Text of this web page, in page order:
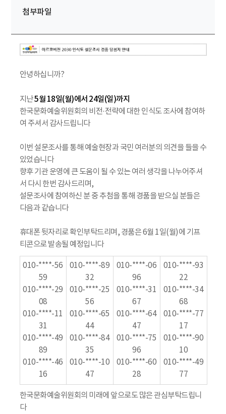
첨부파일
안녕하십니까?
지난5월 18일(월)에서 24일(일)까지
한국문화예술위원회의 비전·전략에 대한 인식도 조사에 참여하
여 주셔서 감사드립니다
이번 설문조사를 통해 예술현장과 국민 여러분의 의견을 들을 수
있었습니다
향후 기관 운영에 큰 도움이 될 수 있는 여러 생각을 나누어주셔
서 다시 한번 감사드리며,
설문조사에 참여하신 분 중 추첨을 통해 경품을 받으실 분들은
다음과 같습니다
휴대폰 뒷자리로 확인부탁드리며, 경품은 6월 1일(월)에 기프
티콘으로 발송될 예정입니다
010-****-56
59
010-****-29
08
010-****-11
31
010-****-49
89
010-****-46
16
010-****-89
32
010-****-25
56
010-****-65
44
010-****-84
35
010-****-10
47
010-****-06
96
010-****-31
67
010-****-64
47
010-****-75
96
010-****-60
28
010-****-93
22
010-****-34
68
010-****-77
17
010-****-90
10
010-****-49
77
한국문화예술위원회의 미래에 앞으로도 많은 관심부탁드립니
다